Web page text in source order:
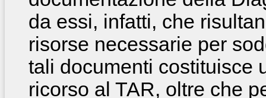
da essi, infatti, che
risorse necessarie per
tali documenti costituisce
ricorso al TAR, oltre che